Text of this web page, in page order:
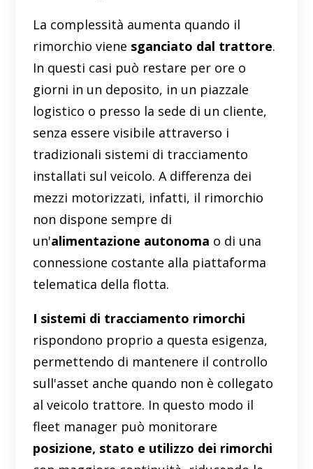
La complessità aumenta quando il
rimorchio viene sganciato dal trattore.
In questi casi può restare per ore o
giorni in un deposito, in un piazzale
logistico o presso la sede di un cliente,
senza essere visibile attraverso i
tradizionali sistemi di tracciamento
installati sul veicolo. A differenza dei
mezzi motorizzati, infatti, il rimorchio
non dispone sempre di
un'alimentazione autonoma o di una
connessione costante alla piattaforma
telematica della flotta.
I sistemi di tracciamento rimorchi
rispondono proprio a questa esigenza,
permettendo di mantenere il controllo
sull'asset anche quando non è collegato
al veicolo trattore. In questo modo il
fleet manager può monitorare
posizione, stato e utilizzo dei rimorchi